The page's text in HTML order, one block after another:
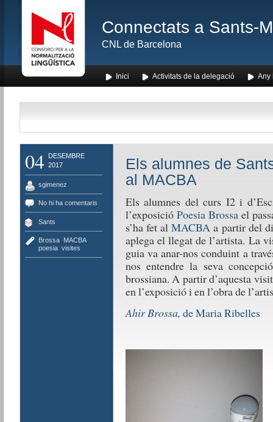
Connectats a Sants-
CNL de Barcelona
Inici Activitats de la delegació Any
04
DESEMBRE
2017
sgimenez
No hi ha comentaris
Sants
Brossa, MACBA,
poesia, visites
Els alumnes de
al MACBA
Els alumnes del curs I2 i
l’exposició Poesia Brossael
s’ha fet alMACBA a partir del
aplega el llegat de l’artista. La
guia va anar-nos conduint a
nos entendre la seva
brossiana. A partir d’aquesta
en l’exposició i en l’obra de
Ahir Brossa, de Maria Ribelles